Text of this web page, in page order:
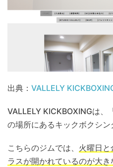
出典： VALLELY
VALLELY KICKBOXINGは、
の場所にあるキックボクシン
こちらのジムでは、 火曜日と
ラスが開かれているのが大き